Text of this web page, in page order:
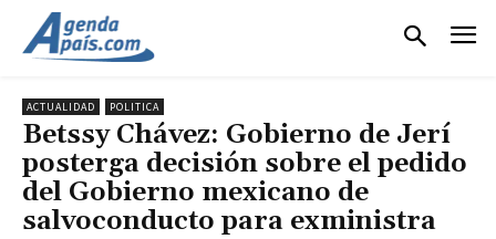
ACTUALIDAD POLITICA
Betssy Chávez: Gobierno de Jerí
posterga decisión sobre el pedido
del Gobierno mexicano de
salvoconducto para exministra